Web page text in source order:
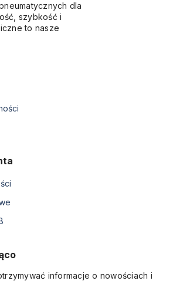
dla
szybkość i
to nasze
informacje o nowościach i